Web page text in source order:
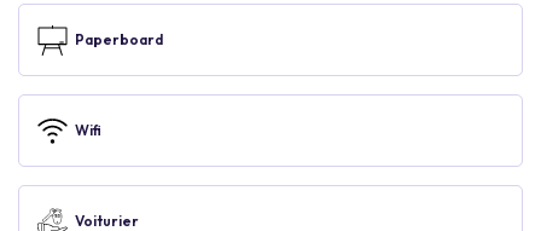
Paperboard
Wifi
Voiturier